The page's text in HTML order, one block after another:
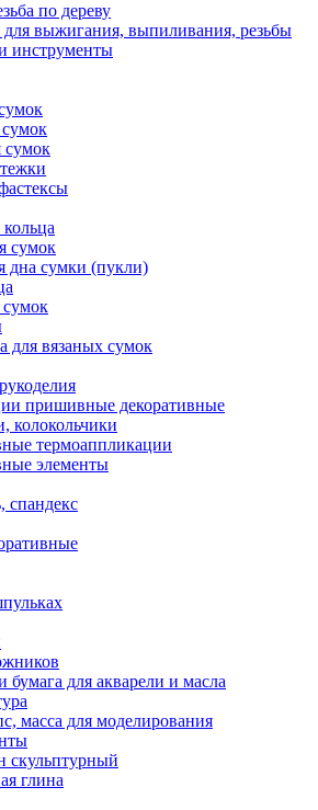
по дереву
для выжигания, выпиливания, резьбы
инструменты
сумок
сумок
дна сумки (пукли)
для вязаных сумок
пришивные декоративные
колокольчики
термоаппликации
элементы
спандекс
для акварели и масла
масса для моделирования
скульптурный
глина